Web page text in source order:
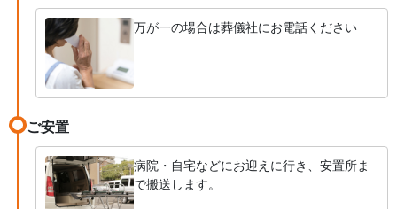
万が一の場合は葬儀社にお電話ください
ご安置
病院・自宅などにお迎えに行き、安置所ま
で搬送します。